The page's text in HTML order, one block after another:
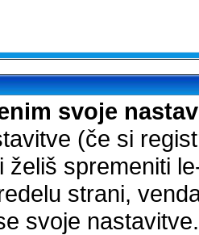
svoje
(če si
želiš spremeniti
strani,
svoje nastavitve.